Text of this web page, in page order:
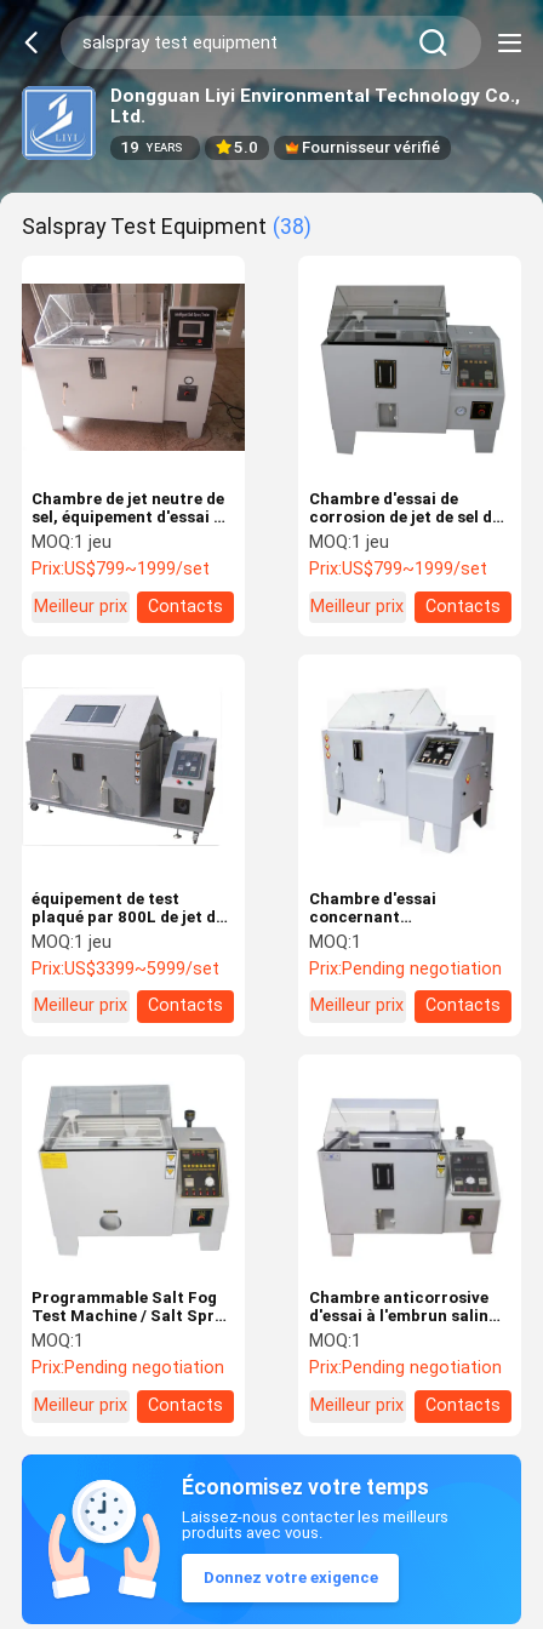
Dongguan Liyi Environmental Technology Co.,
Ltd.
19 YEARS 5.0 Fournisseur vérifié
Salspray Test Equipment (38)
Chambre de jet neutre de
sel, équipement d'essai de
corrosion de revêtement
de PVC
MOQ:1 jeu
Prix:US$799~1999/set
Meilleur prix
Contacts
Chambre d'essai de
corrosion de jet de sel de
jet de sel, équipement de
test de brouillard du sel
108L/270L
MOQ:1 jeu
Prix:US$799~1999/set
Meilleur prix
Contacts
équipement de test
plaqué par 800L de jet de
sel d'acide acétique pour
l'acier inoxydable
MOQ:1 jeu
Prix:US$3399~5999/set
Meilleur prix
Contacts
Chambre d'essai
concernant
l'environnement de
résistance à la corrosion/
équipement de test
acides de corrosion jet de
sel
MOQ:1
Prix:Pending negotiation
Meilleur prix
Contacts
Programmable Salt Fog
Test Machine / Salt Spray
Test Equipment 270L
MOQ:1
Prix:Pending negotiation
Meilleur prix
Contacts
Chambre anticorrosive
d'essai à l'embrun salin
d'équipement/d'essai à
l'embrun salin
MOQ:1
Prix:Pending negotiation
Meilleur prix
Contacts
Économisez votre temps
Laissez-nous contacter les meilleurs
produits avec vous.
Donnez votre exigence